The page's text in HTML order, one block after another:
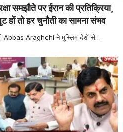
पर ईरान की प्रतिक्रिया,
तो हर चुनौती का सामना संभव
Abbas Araghchi ने मुस्लिम देशों से…